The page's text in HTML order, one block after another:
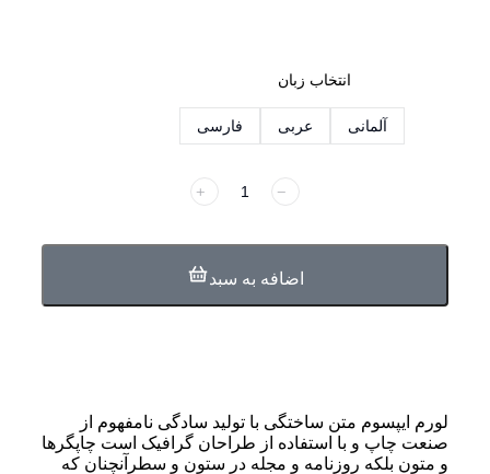
انتخاب زبان
آلمانی عربی فارسی
﹣
﹢
اضافه به سبد
لورم ایپسوم متن ساختگی با تولید سادگی نامفهوم از
صنعت چاپ و با استفاده از طراحان گرافیک است چاپگرها
و متون بلکه روزنامه و مجله در ستون و سطرآنچنان که